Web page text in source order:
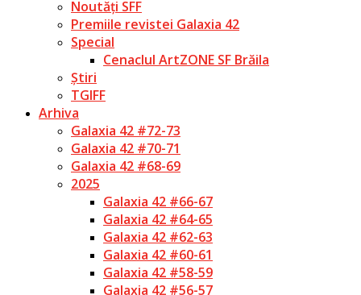
Noutăți SFF
Premiile revistei Galaxia 42
Special
Cenaclul ArtZONE SF Brăila
Știri
TGIFF
Arhiva
Galaxia 42 #72-73
Galaxia 42 #70-71
Galaxia 42 #68-69
2025
Galaxia 42 #66-67
Galaxia 42 #64-65
Galaxia 42 #62-63
Galaxia 42 #60-61
Galaxia 42 #58-59
Galaxia 42 #56-57